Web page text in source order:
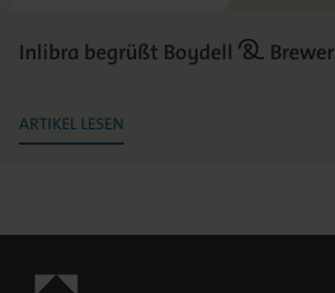
Inlibra begrüßt Boydell & Brewer
ARTIKEL LESEN